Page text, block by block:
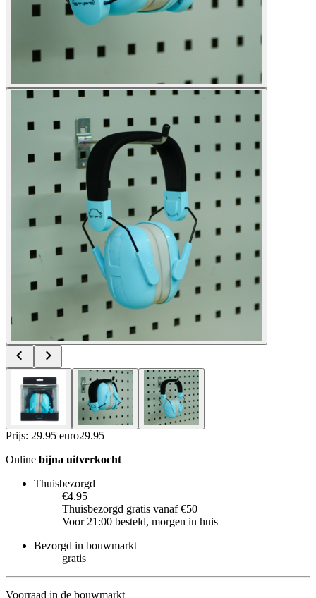
Prijs: 29.95 euro29.95
Online bijna uitverkocht
Thuisbezorgd
€4.95
Thuisbezorgd gratis vanaf €50
Voor 21:00 besteld, morgen in huis
Bezorgd in bouwmarkt
gratis
Voorraad in de bouwmarkt